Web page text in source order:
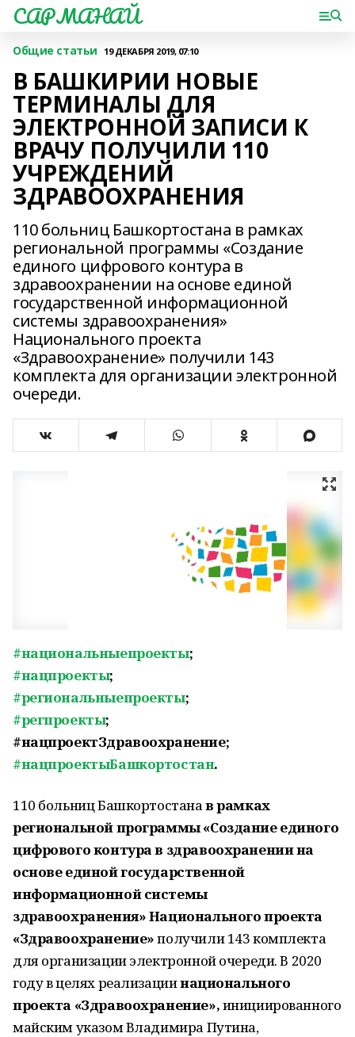
САРМАНАЙ
Общие статьи 19 ДЕКАБРЯ 2019, 07:10
В БАШКИРИИ НОВЫЕ
ТЕРМИНАЛЫ ДЛЯ
ЭЛЕКТРОННОЙ ЗАПИСИ К
ВРАЧУ ПОЛУЧИЛИ 110
УЧРЕЖДЕНИЙ
ЗДРАВООХРАНЕНИЯ
110 больниц Башкортостана в рамках
региональной программы «Создание
единого цифрового контура в
здравоохранении на основе единой
государственной информационной
системы здравоохранения»
Национального проекта
«Здравоохранение» получили 143
комплекта для организации электронной
очереди.
#национальныепроекты;
#нацпроекты;
#региональныепроекты;
#регпроекты;
#нацпроектЗдравоохранение;
#нацпроектыБашкортостан.
110 больниц Башкортостанав рамках
региональной программы «Создание единого
цифрового контура в здравоохранении на
основе единой государственной
информационной системы
здравоохранения» Национального проекта
«Здравоохранение»получили 143 комплекта
для организации электронной очереди. В 2020
году в целях реализациинационального
проекта «Здравоохранение»,инициированного
майским указом Владимира Путина,